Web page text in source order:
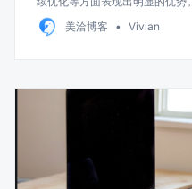
美洽博客
Vivian